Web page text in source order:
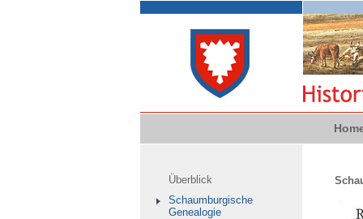
Überblick
Schaumburgische
Genealogie